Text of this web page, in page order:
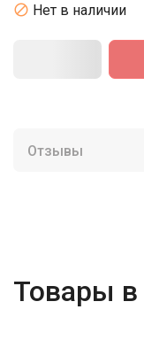
 Нет в наличии
Отзывы
Товары в